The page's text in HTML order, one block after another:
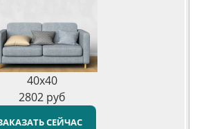
40x40
2802 руб
СЕЙЧАС